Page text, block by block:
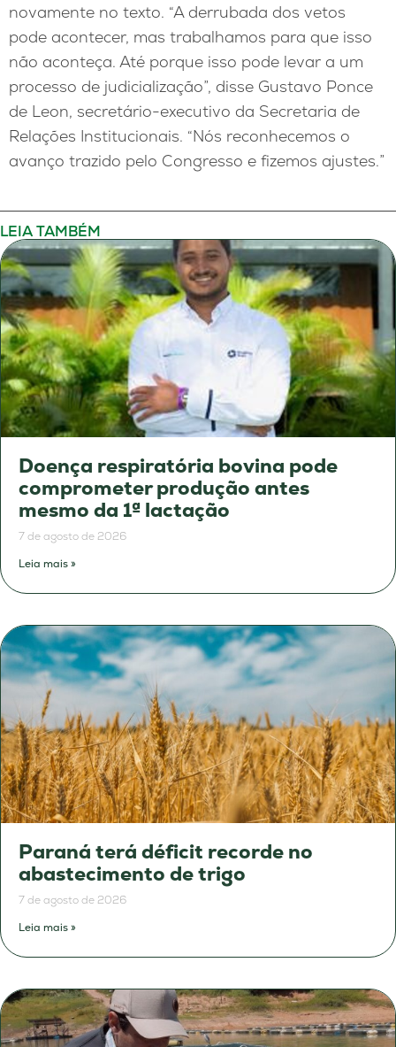
novamente no texto. “A derrubada dos vetos
pode acontecer, mas trabalhamos para que isso
não aconteça. Até porque isso pode levar a um
processo de judicialização”, disse Gustavo Ponce
de Leon, secretário-executivo da Secretaria de
Relações Institucionais. “Nós reconhecemos o
avanço trazido pelo Congresso e fizemos ajustes.”
LEIA TAMBÉM
Doença respiratória bovina pode
comprometer produção antes
mesmo da 1ª lactação
7 de agosto de 2026
Leia mais »
Paraná terá déficit recorde no
abastecimento de trigo
7 de agosto de 2026
Leia mais »